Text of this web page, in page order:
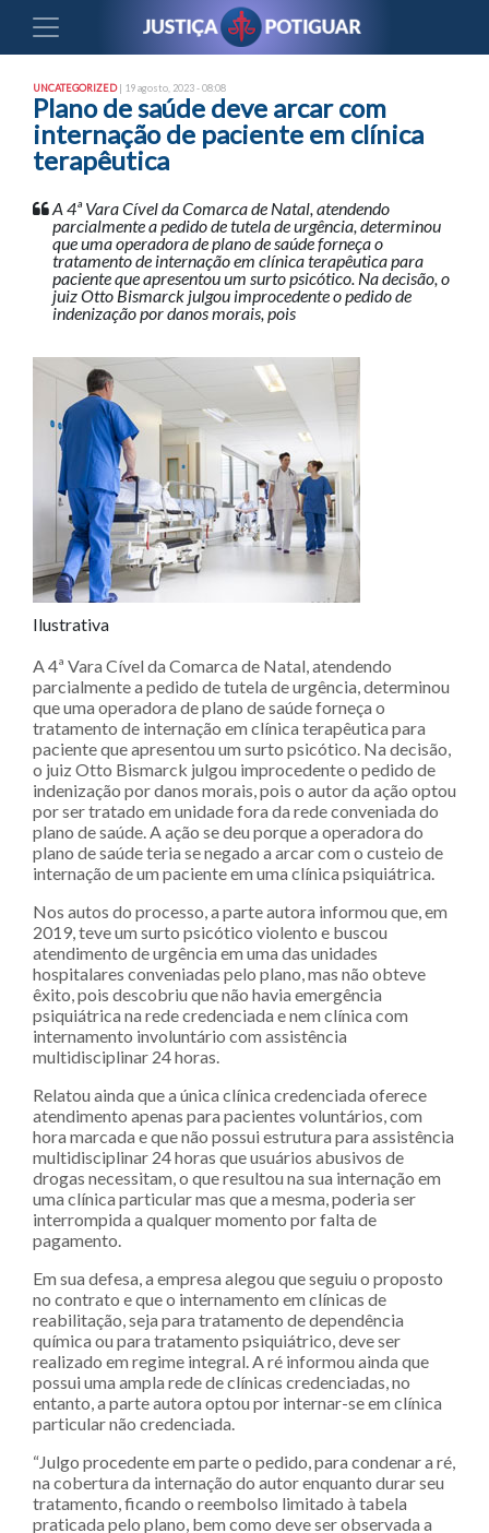
UNCATEGORIZED| 19 agosto, 2023 - 08:08
Plano de saúde deve arcar com
internação de paciente em clínica
terapêutica
A 4ª Vara Cível da Comarca de Natal, atendendo
parcialmente a pedido de tutela de urgência, determinou
que uma operadora de plano de saúde forneça o
tratamento de internação em clínica terapêutica para
paciente que apresentou um surto psicótico. Na decisão, o
juiz Otto Bismarck julgou improcedente o pedido de
indenização por danos morais, pois
Ilustrativa
A 4ª Vara Cível da Comarca de Natal, atendendo
parcialmente a pedido de tutela de urgência, determinou
que uma operadora de plano de saúde forneça o
tratamento de internação em clínica terapêutica para
paciente que apresentou um surto psicótico. Na decisão,
o juiz Otto Bismarck julgou improcedente o pedido de
indenização por danos morais, pois o autor da ação optou
por ser tratado em unidade fora da rede conveniada do
plano de saúde. A ação se deu porque a operadora do
plano de saúde teria se negado a arcar com o custeio de
internação de um paciente em uma clínica psiquiátrica.
Nos autos do processo, a parte autora informou que, em
2019, teve um surto psicótico violento e buscou
atendimento de urgência em uma das unidades
hospitalares conveniadas pelo plano, mas não obteve
êxito, pois descobriu que não havia emergência
psiquiátrica na rede credenciada e nem clínica com
internamento involuntário com assistência
multidisciplinar 24 horas.
Relatou ainda que a única clínica credenciada oferece
atendimento apenas para pacientes voluntários, com
hora marcada e que não possui estrutura para assistência
multidisciplinar 24 horas que usuários abusivos de
drogas necessitam, o que resultou na sua internação em
uma clínica particular mas que a mesma, poderia ser
interrompida a qualquer momento por falta de
pagamento.
Em sua defesa, a empresa alegou que seguiu o proposto
no contrato e que o internamento em clínicas de
reabilitação, seja para tratamento de dependência
química ou para tratamento psiquiátrico, deve ser
realizado em regime integral. A ré informou ainda que
possui uma ampla rede de clínicas credenciadas, no
entanto, a parte autora optou por internar-se em clínica
particular não credenciada.
“Julgo procedente em parte o pedido, para condenar a ré,
na cobertura da internação do autor enquanto durar seu
tratamento, ficando o reembolso limitado à tabela
praticada pelo plano, bem como deve ser observada a